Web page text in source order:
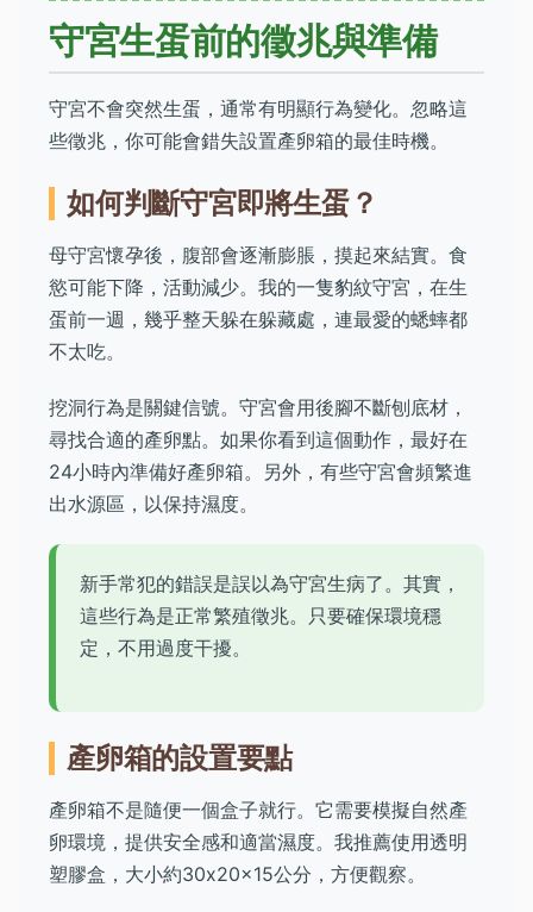
守宮生蛋前的徵兆與準備
守宮不會突然生蛋，通常有明顯行為變化。忽略這
些徵兆，你可能會錯失設置產卵箱的最佳時機。
如何判斷守宮即將生蛋？
母守宮懷孕後，腹部會逐漸膨脹，摸起來結實。食
慾可能下降，活動減少。我的一隻豹紋守宮，在生
蛋前一週，幾乎整天躲在躲藏處，連最愛的蟋蟀都
不太吃。
挖洞行為是關鍵信號。守宮會用後腳不斷刨底材，
尋找合適的產卵點。如果你看到這個動作，最好在
24小時內準備好產卵箱。另外，有些守宮會頻繁進
出水源區，以保持濕度。
新手常犯的錯誤是誤以為守宮生病了。其實，
這些行為是正常繁殖徵兆。只要確保環境穩
定，不用過度干擾。
產卵箱的設置要點
產卵箱不是隨便一個盒子就行。它需要模擬自然產
卵環境，提供安全感和適當濕度。我推薦使用透明
塑膠盒，大小約30x20x15公分，方便觀察。